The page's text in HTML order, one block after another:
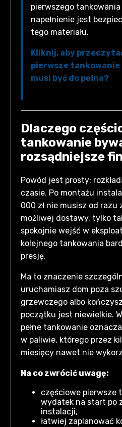
pierwszego
napełnienie jest
tego materiału.
Kliknij, aby
pierwsze tankowanie
musi być do pełna?
Dlaczego
tankowanie
rozsądniejsze
Powód jest prosty:
czasie. Po montażu
000 zł nie musisz od
możliwej dostawy, tylko
spokojnie wejść w
kolejnego tankowania
presję.
Ma to znaczenie
uruchamiasz dom poza
grzewczego albo
początku jest niewielkie.
pełne tankowanie
w paliwie, którego przez
miesięcy nawet nie
Na co zwrócić uwagę:
częściowe pierwsze
wydatek na start po
instalacji,
łatwiej zaplanować